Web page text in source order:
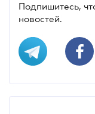
Подпишитесь,
новостей.